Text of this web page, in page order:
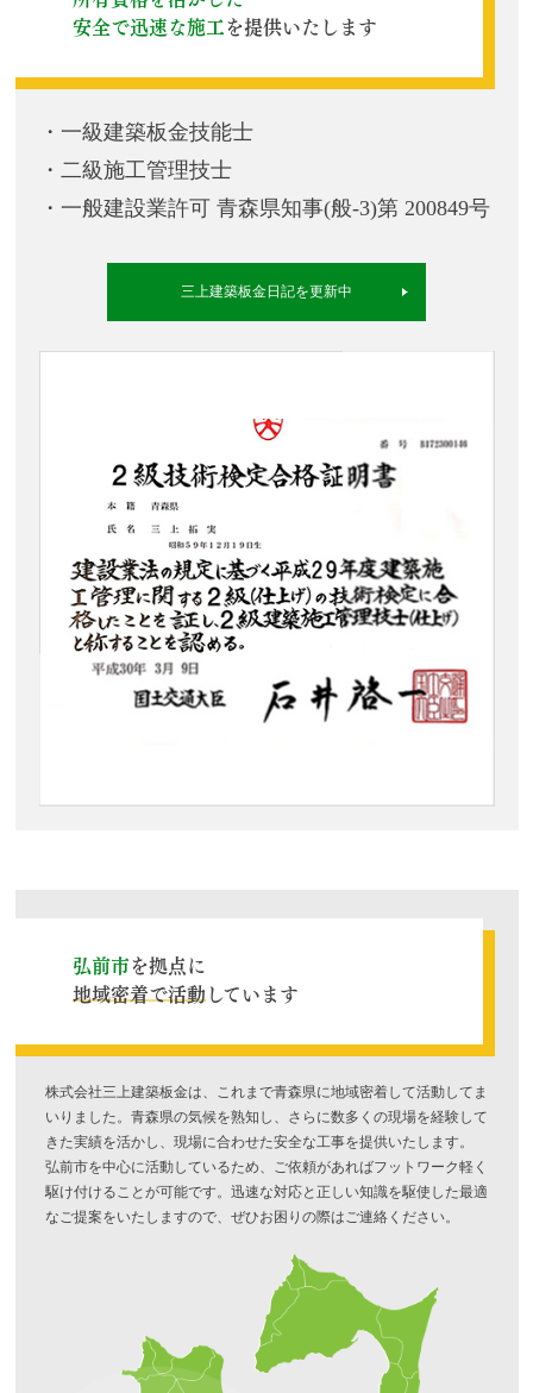
安全で迅速な施工を提供いたします
・一級建築板金技能士
・二級施工管理技士
・一般建設業許可 青森県知事(般-3)第 200849号
三上建築板金日記を更新中
弘前市を拠点に
地域密着で活動しています
株式会社三上建築板金は、これまで青森県に地域密着して活動してま
いりました。青森県の気候を熟知し、さらに数多くの現場を経験して
きた実績を活かし、現場に合わせた安全な工事を提供いたします。
弘前市を中心に活動しているため、ご依頼があればフットワーク軽く
駆け付けることが可能です。迅速な対応と正しい知識を駆使した最適
なご提案をいたしますので、ぜひお困りの際はご連絡ください。